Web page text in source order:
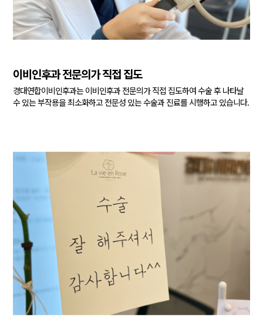
이비인후과 전문의가 직접 집도
경대연합이비인후과는 이비인후과 전문의가 직접 집도하여 수술 후나타날
수 있는 부작용을 최소화하고 전문성 있는 수술과 진료를시행하고 있습니다.